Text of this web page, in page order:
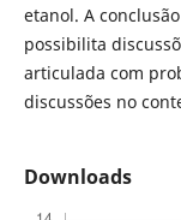
etanol. A
possibilita
articulada com
discussões no
Downloads